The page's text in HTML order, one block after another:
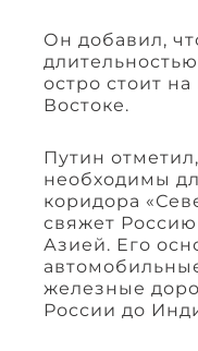
Он добавил,
остро стоит
Востоке.
Путин
необходимы
коридора
свяжет
Азией. Его
железные
России до